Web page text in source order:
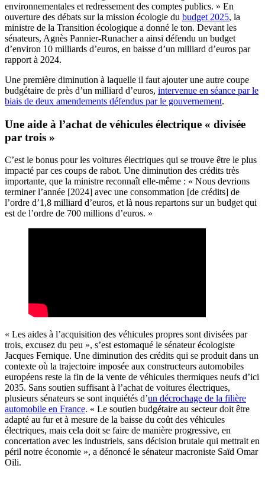
environnementales et redressement des comptes publics. » En
ouverture des débats sur la mission écologie du budget 2025, la
ministre de la Transition écologique a donné le ton. Devant les
sénateurs, Agnès Pannier-Runacher a ainsi défendu un budget
d’environ 10 milliards d’euros, en baisse d’un milliard d’euros par
rapport à 2024.
Une première diminution à laquelle il faut ajouter une autre coupe
budgétaire de près d’un milliard d’euros, intervenue en séance par le
biais de deux amendements défendus par le gouvernement.
Une aide à l’achat de véhicules électrique « divisée
par trois »
C’est le bonus pour les voitures électriques qui se trouve être le plus
impacté par ces coups de rabot. Une diminution des crédits très
importante, que la ministre reconnaît elle-même : « Nous devrions
terminer l’année [2024] avec une consommation [de crédits] de
l’ordre d’1,8 milliard d’euros, et là nous repartons sur un budget qui
est de l’ordre de 700 millions d’euros. »
« Les aides à l’acquisition des véhicules propres sont divisées par
trois, excusez du peu », s’est estomaqué le sénateur écologiste
Jacques Fernique. Une diminution des crédits qui se produit dans un
contexte où la trajectoire imposée aux constructeurs automobiles
européens reste la fin de la vente de véhicules thermiques neufs d’ici
2035. Sans soutien suffisant à l’achat de voitures électriques,
plusieurs sénateurs se sont inquiétés d’un décrochage de la filière
automobile en France. « Le soutien budgétaire au secteur doit être
adapté au fur et à mesure de la baisse du coût des véhicules
électriques, mais cela doit se faire de manière progressive, en
concertation avec les industriels, sans décision brutale qui mettrait en
péril notre économie », a dénoncé le sénateur macroniste Saïd Omar
Oili.